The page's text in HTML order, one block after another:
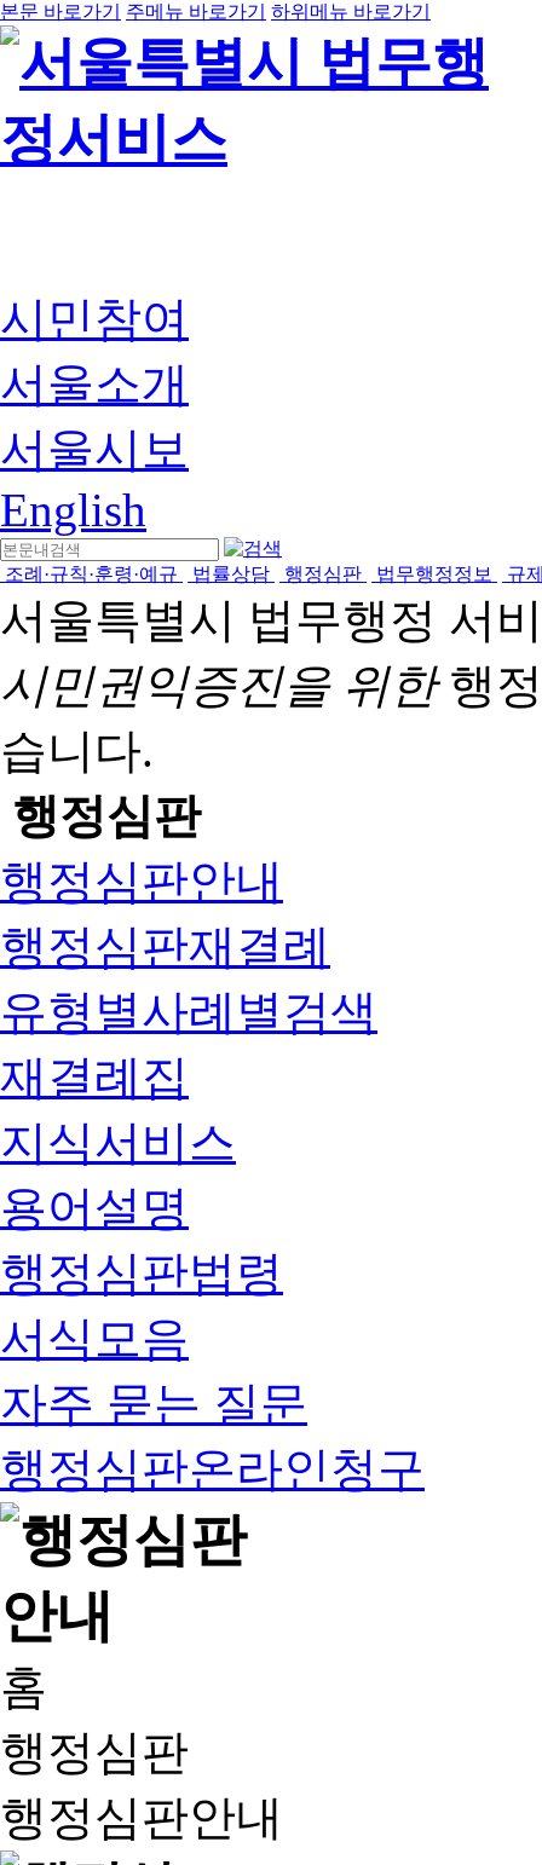
본문 바로가기 주메뉴 바로가기 하위메뉴 바로가기
시민참여
서울소개
서울시보
English
조례·규칙·훈령·예규 법률상담 행정심판 법무행정정보 규
서울특별시 법무행정 서
시민권익증진을 위한행
습니다.
행정심판
행정심판안내
행정심판재결례
유형별사례별검색
재결례집
지식서비스
용어설명
행정심판법령
서식모음
자주 묻는 질문
행정심판온라인청구
홈
행정심판
행정심판안내